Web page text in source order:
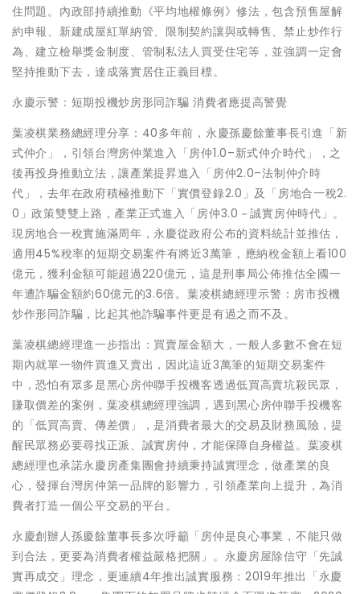
住問題。內政部持續推動《平均地權條例》修法，包含預售屋解
約申報、新建成屋紅單納管、限制契約讓與或轉售、禁止炒作行
為、建立檢舉獎金制度、管制私法人買受住宅等，並強調一定會
堅持推動下去，達成落實居住正義目標。
永慶示警：短期投機炒房形同詐騙 消費者應提高警覺
葉凌棋業務總經理分享：40多年前，永慶孫慶餘董事長引進「新
式仲介」，引領台灣房仲業進入「房仲1.0–新式仲介時代」，之
後再投身推動立法，讓產業提昇進入「房仲2.0–法制仲介時
代」，去年在政府積極推動下「實價登錄2.0」及「房地合一稅2.
0」政策雙雙上路，產業正式進入「房仲3.0－誠實房仲時代」。
現房地合一稅實施滿周年，永慶從政府公布的資料統計並推估，
適用45%稅率的短期交易案件有將近3萬筆，應納稅金額上看100
億元，獲利金額可能超過220億元，這是刑事局公佈推估全國一
年遭詐騙金額約60億元的3.6倍。葉凌棋總經理示警：房市投機
炒作形同詐騙，比起其他詐騙事件更是有過之而不及。
葉凌棋總經理進一步指出：買賣屋金額大，一般人多數不會在短
期內就單一物件買進又賣出，因此這近3萬筆的短期交易案件
中，恐怕有眾多是黑心房仲聯手投機客透過低買高賣坑殺民眾，
賺取價差的案例，葉凌棋總經理強調，遇到黑心房仲聯手投機客
的「低買高賣、傳差價」，是消費者最大的交易及財務風險，提
醒民眾務必要尋找正派、誠實房仲，才能保障自身權益。葉凌棋
總經理也承諾永慶房產集團會持續秉持誠實理念，做產業的良
心，發揮台灣房仲第一品牌的影響力，引領產業向上提升，為消
費者打造一個公平交易的平台。
永慶創辦人孫慶餘董事長多次呼籲「房仲是良心事業，不能只做
到合法，更要為消費者權益嚴格把關」。永慶房屋除信守「先誠
實再成交」理念，更連續4年推出誠實服務：2019年推出「永慶